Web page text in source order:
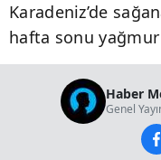
Karadeniz’de
hafta sonu yağmur
Haber
Genel